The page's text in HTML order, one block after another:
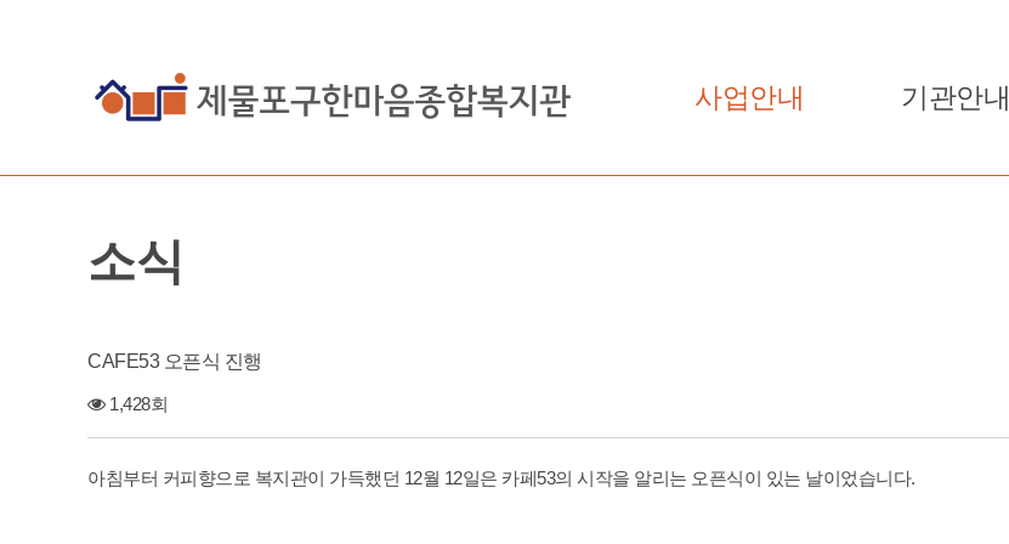
사업안내 기관안내
소식
CAFE53 오픈식 진행
1,428회
아침부터 커피향으로 복지관이 가득했던 12월 12일은 카페53의 시작을 알리는 오픈식이 있는 날이었습니다.